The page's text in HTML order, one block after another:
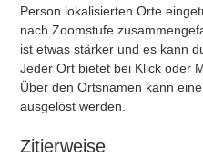
Person lokalisierten Orte
nach Zoomstufe
ist etwas stärker und es kann
Jeder Ort bietet bei Klick oder
Über den Ortsnamen kann
ausgelöst werden.
Zitierweise